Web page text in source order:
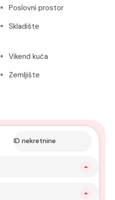
Poslovni prostor
Skladište
Vikend kuća
Zemljište